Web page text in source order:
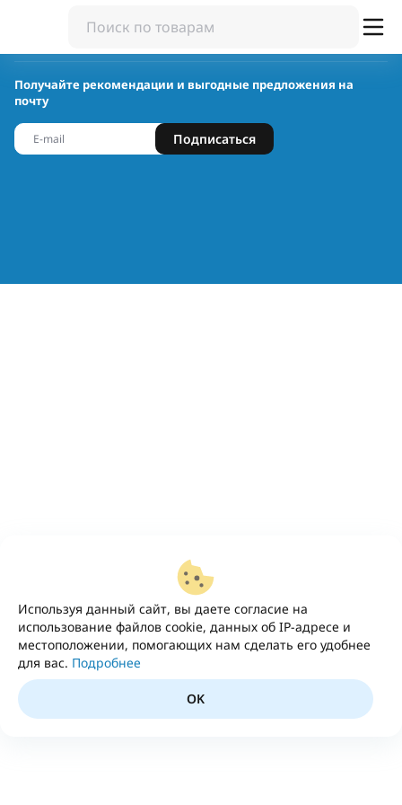
Используя данный сайт, вы даете согласие на
использование файлов cookie, данных об IP-адресе и
местоположении, помогающих нам сделать его удобнее
для вас. Подробнее
OK
Получайте рекомендации и выгодные предложения на
почту
Подписаться